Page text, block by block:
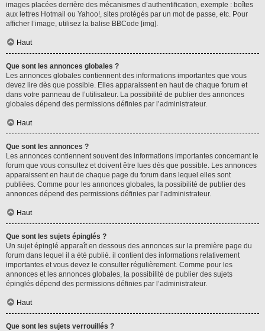
images placées derrière des mécanismes d’authentification, exemple : boîtes
aux lettres Hotmail ou Yahoo!, sites protégés par un mot de passe, etc. Pour
afficher l’image, utilisez la balise BBCode [img].
Haut
Que sont les annonces globales ?
Les annonces globales contiennent des informations importantes que vous
devez lire dès que possible. Elles apparaissent en haut de chaque forum et
dans votre panneau de l’utilisateur. La possibilité de publier des annonces
globales dépend des permissions définies par l’administrateur.
Haut
Que sont les annonces ?
Les annonces contiennent souvent des informations importantes concernant le
forum que vous consultez et doivent être lues dès que possible. Les annonces
apparaissent en haut de chaque page du forum dans lequel elles sont
publiées. Comme pour les annonces globales, la possibilité de publier des
annonces dépend des permissions définies par l’administrateur.
Haut
Que sont les sujets épinglés ?
Un sujet épinglé apparaît en dessous des annonces sur la première page du
forum dans lequel il a été publié. il contient des informations relativement
importantes et vous devez le consulter régulièrement. Comme pour les
annonces et les annonces globales, la possibilité de publier des sujets
épinglés dépend des permissions définies par l’administrateur.
Haut
Que sont les sujets verrouillés ?